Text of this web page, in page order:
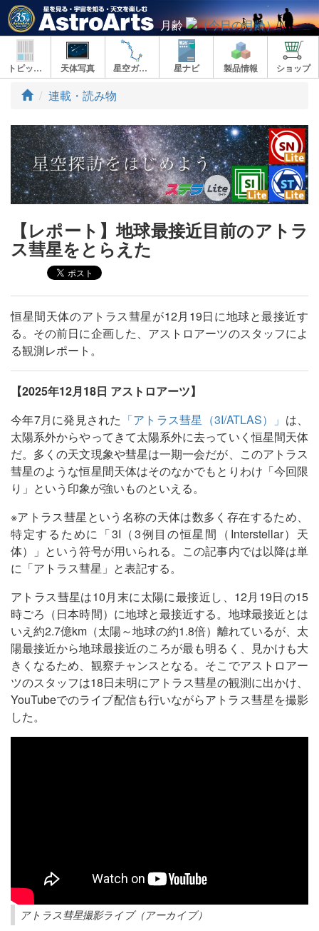
月齢
トピックス 天体写真 星空ガイド 星ナビ 製品情報 ショップ
ト
プ
連載・読み物
【レポート】地球最接近目前のアトラ
ス彗星をとらえた
恒星間天体のアトラス彗星が12月19日に地球と最接近す
る。その前日に企画した、アストロアーツのスタッフによ
る観測レポート。
【2025年12月18日 アストロアーツ】
今年7月に発見された 「アトラス彗星（3I/ATLAS）」 は、
太陽系外からやってきて太陽系外に去っていく恒星間天体
だ。多くの天文現象や彗星は一期一会だが、このアトラス
彗星のような恒星間天体はそのなかでもとりわけ「今回限
り」という印象が強いものといえる。
※アトラス彗星という名称の天体は数多く存在するため、
特定するために「3I（3例目の恒星間（Interstellar）天
体）」という符号が用いられる。この記事内では以降は単
に「アトラス彗星」と表記する。
アトラス彗星は10月末に太陽に最接近し、12月19日の15
時ごろ（日本時間）に地球と最接近する。地球最接近とは
いえ約2.7億km（太陽～地球の約1.8倍）離れているが、太
陽最接近から地球最接近のころが最も明るく、見かけも大
きくなるため、観察チャンスとなる。そこでアストロアー
ツのスタッフは18日未明にアトラス彗星の観測に出かけ、
YouTubeでのライブ配信も行いながらアトラス彗星を撮影
した。
アトラス彗星撮影ライブ（アーカイブ）